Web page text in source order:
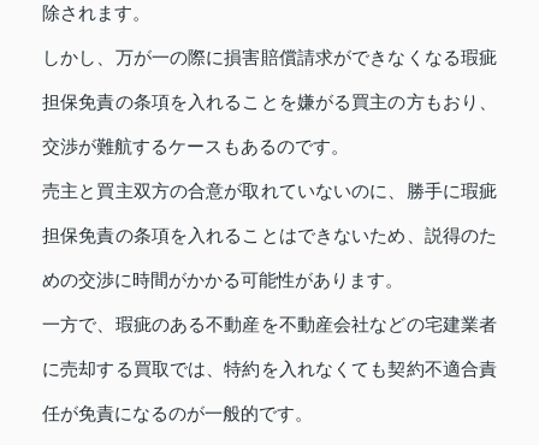
除されます。
しかし、万が一の際に損害賠償請求ができなくなる瑕疵
担保免責の条項を入れることを嫌がる買主の方もおり、
交渉が難航するケースもあるのです。
売主と買主双方の合意が取れていないのに、勝手に瑕疵
担保免責の条項を入れることはできないため、説得のた
めの交渉に時間がかかる可能性があります。
一方で、瑕疵のある不動産を不動産会社などの宅建業者
に売却する買取では、特約を入れなくても契約不適合責
任が免責になるのが一般的です。